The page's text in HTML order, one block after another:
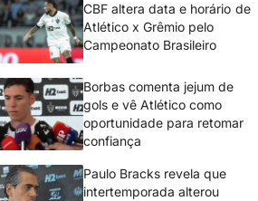
CBF altera data e horário de
Atlético x Grêmio pelo
Campeonato Brasileiro
Borbas comenta jejum de
gols e vê Atlético como
oportunidade para retomar
confiança
Paulo Bracks revela que
intertemporada alterou